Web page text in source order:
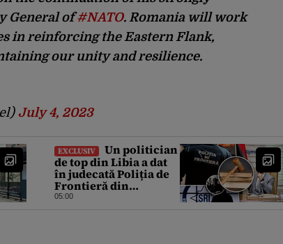
General of#NATO. Romania will work
in reinforcing the Eastern Flank,
our unity and resilience.
July 4, 2023
EXCLUSIV
Un politician
de top din Libia a dat
în judecată Poliția de
Frontieră din
România după ce SRI
05:00